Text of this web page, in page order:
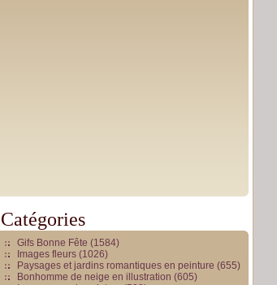
Catégories
Gifs Bonne Fête (1584)
Images fleurs (1026)
Paysages et jardins romantiques en peinture (655)
Bonhomme de neige en illustration (605)